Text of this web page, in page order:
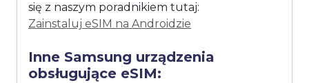
się z naszym poradnikiem tutaj:
Zainstaluj eSIM na Androidzie
Inne Samsung urządzenia
obsługujące eSIM: